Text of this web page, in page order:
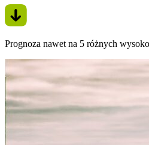
Prognoza nawet na 5 różnych